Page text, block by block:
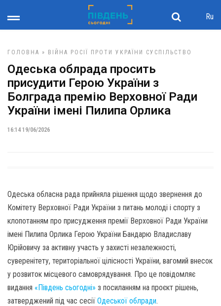
Ru
ГОЛОВНА » ВІЙНА РОСІЇ ПРОТИ УКРАЇНИ СУСПІЛЬСТВО
Одеська облрада просить
присудити Герою України з
Болграда премію Верховної Ради
України імені Пилипа Орлика
16:14 19/06/2026
Одеська обласна рада прийняла рішення щодо звернення до
Комітету Верховної Ради України з питань молоді і спорту з
клопотанням про присудження премії Верховної Ради України
імені Пилипа Орлика Герою України Бандарю Владиславу
Юрійовичу за активну участь у захисті незалежності,
суверенітету, територіальної цілісності України, вагомий внесок
у розвиток місцевого самоврядування. Про це повідомляє
видання «Південь сьогодні» з посиланням на проєкт рішень,
затверджений під час сесії Одеської облради.